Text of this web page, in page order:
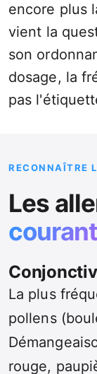
encore plus
vient la
son
dosage, la
pas
RECONNAÎTRE
Les
La plus
pollens
rouge,